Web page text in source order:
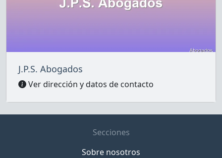
J.P.S. Abogados
Ver dirección y datos de contacto
Secciones
Sobre nosotros